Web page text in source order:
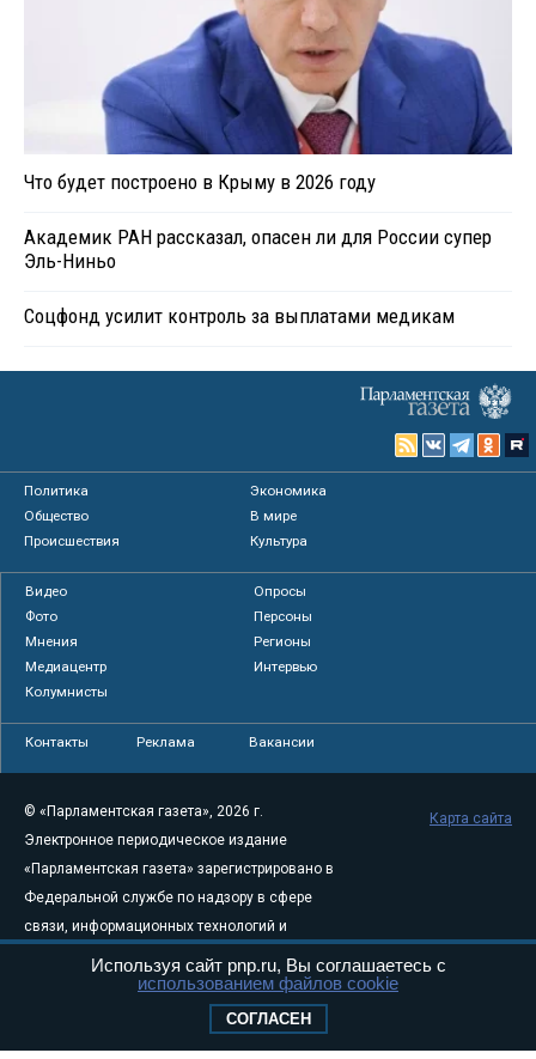
Что будет построено в Крыму в 2026 году
Академик РАН рассказал, опасен ли для России супер
Эль-Ниньо
Соцфонд усилит контроль за выплатами медикам
Политика
Экономика
Общество
В мире
Происшествия
Культура
Видео
Опросы
Фото
Персоны
Мнения
Регионы
Медиацентр
Интервью
Колумнисты
Контакты Реклама Вакансии
© «Парламентская газета», 2026 г.
Электронное периодическое издание
«Парламентская газета» зарегистрировано в
Федеральной службе по надзору в сфере
связи, информационных технологий и
августа 2011 года. 18+
Свидетельство о регистрации Эл № ФС77-
Карта сайта
Используя сайт pnp.ru, Вы соглашаетесь с
использованием файлов cookie
СОГЛАСЕН